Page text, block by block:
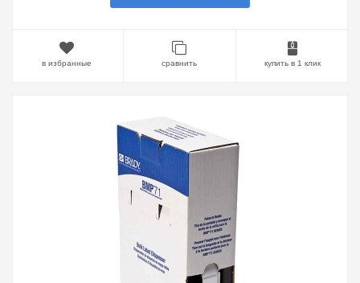
в избранные сравнить купить в 1 клик